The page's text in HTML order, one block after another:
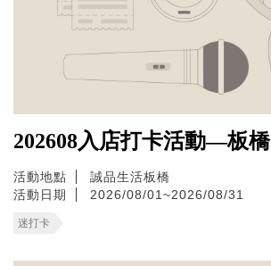
202608入店打卡活動—板橋
活動地點
誠品生活板橋
活動日期
2026/08/01~2026/08/31
迷打卡